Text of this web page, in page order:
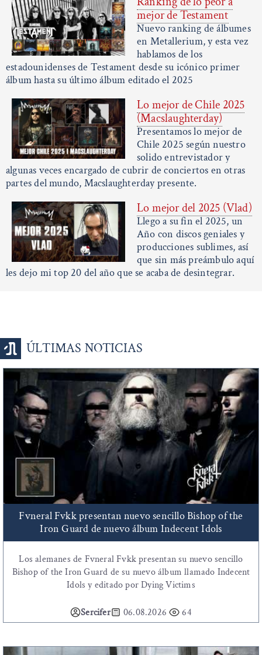
mejor de Testament
Nuevo ranking de álbumes
en Metallerium, y esta vez
hablamos de los
estadounidenses de Testament desde su icónico primer
álbum hasta su último álbum editado el 2025
Lo mejor de Chile 2025
(Macslaughterday)
Presentamos lo mejor de
Chile 2025 según nuestro
solido entrevistador y
algunas veces encargado de cubrir de conciertos en otras
partes del mundo, Macslaughterday presente.
Lo mejor del 2025 (Vlad)
Llego a su fin el 2025, un
Año con discos geniales y
producciones sublimes, así
que sin más preámbulo aquí
les dejo mi top 20 del año que se acaba de desintegrar.
ÚLTIMAS NOTICIAS
Fvneral Fvkk presentan nuevo sencillo Bishop of the
Iron Guard de nuevo álbum Indecent Idols
Los alemanes de Fvneral Fvkk presentan su nuevo sencillo
Bishop of the Iron Guard de su nuevo álbum llamado Indecent
Idols y editado por Dying Victims
Sercifer 06.08.2026 64